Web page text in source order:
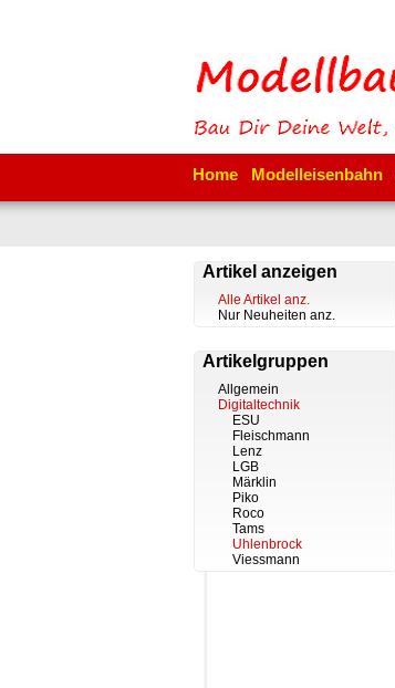
Home Modelleisenbahn
Artikel anzeigen
Alle Artikel anz.
Nur Neuheiten anz.
Artikelgruppen
Allgemein
Digitaltechnik
ESU
Fleischmann
Lenz
LGB
Märklin
Piko
Roco
Tams
Uhlenbrock
Viessmann